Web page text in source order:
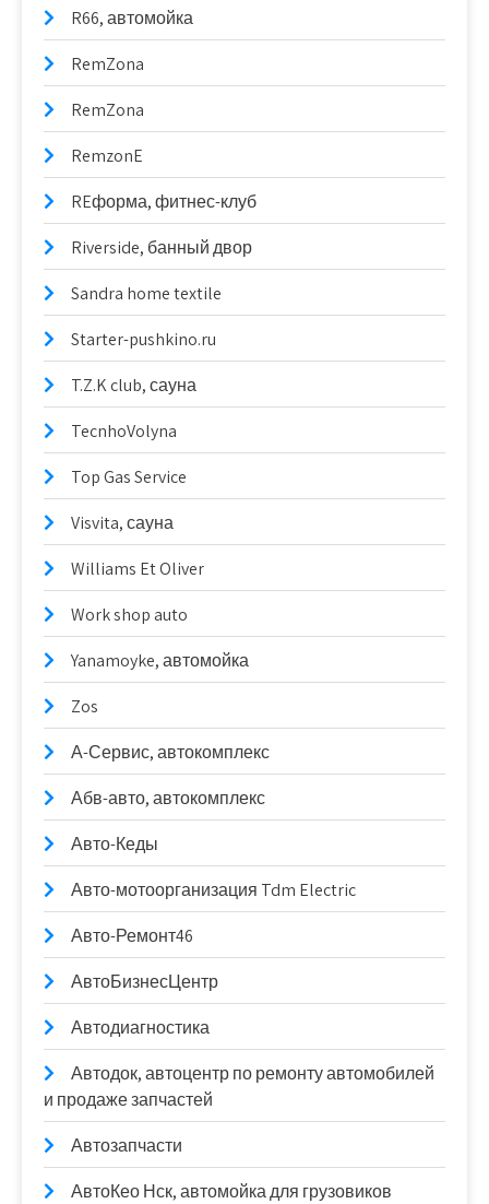
R66, автомойка
RemZona
RemZona
RemzonE
REформа, фитнес-клуб
Riverside, банный двор
Sandra home textile
Starter-pushkino.ru
T.Z.K club, сауна
TecnhoVolyna
Top Gas Service
Visvita, сауна
Williams Et Oliver
Work shop auto
Yanamoyke, автомойка
Zos
А-Сервис, автокомплекс
Абв-авто, автокомплекс
Авто-Кеды
Авто-мотоорганизация Tdm Electric
Авто-Ремонт46
АвтоБизнесЦентр
Автодиагностика
Автодок, автоцентр по ремонту автомобилей
и продаже запчастей
Автозапчасти
АвтоКео Нск, автомойка для грузовиков